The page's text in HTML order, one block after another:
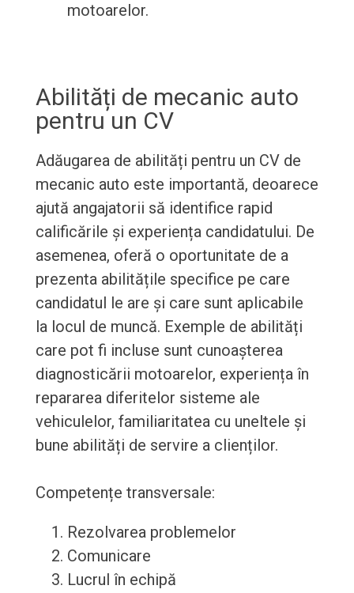
motoarelor.
Abilități de mecanic auto
pentru un CV
Adăugarea de abilități pentru un CV de
mecanic auto este importantă, deoarece
ajută angajatorii să identifice rapid
calificările și experiența candidatului. De
asemenea, oferă o oportunitate de a
prezenta abilitățile specifice pe care
candidatul le are și care sunt aplicabile
la locul de muncă. Exemple de abilități
care pot fi incluse sunt cunoașterea
diagnosticării motoarelor, experiența în
repararea diferitelor sisteme ale
vehiculelor, familiaritatea cu uneltele și
bune abilități de servire a clienților.
Competențe transversale:
Rezolvarea problemelor
Comunicare
Lucrul în echipă